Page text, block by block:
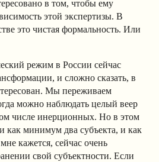
в том, чтобы ему
этой экспертизы. В
это чистая формальность. Или
режим в России сейчас
и сложно сказать, в
Мы переживаем
можно наблюдать целый веер
числе инерционных. Но в этом
как минимум два субъекта, и как
кажется, сейчас очень
свой субъектности. Если